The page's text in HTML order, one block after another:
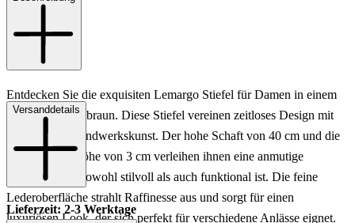
Entdecken Sie die exquisiten Lemargo Stiefel für Damen in einem
eleganten Mittelbraun. Diese Stiefel vereinen zeitloses Design mit
erstklassiger Handwerkskunst. Der hohe Schaft von 40 cm und die
subtile Absatzhöhe von 3 cm verleihen ihnen eine anmutige
Silhouette, die sowohl stilvoll als auch funktional ist. Die feine
Lederoberfläche strahlt Raffinesse aus und sorgt für einen
luxuriösen Look, der sich perfekt für verschiedene Anlässe eignet.
Versanddetails
Lieferzeit: 2-3 Werktage